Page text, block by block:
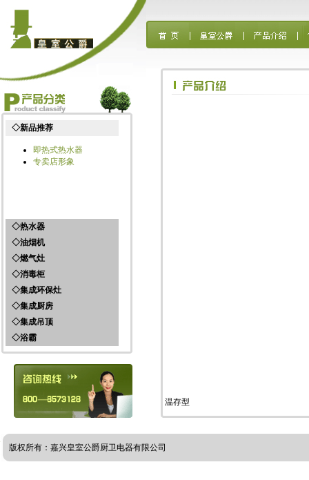
◇新品推荐
即热式热水器
专卖店形象
◇热水器
太阳能热水器
燃气热水器
电热水器
◇油烟机
侧吸油烟机系列
中式吸油烟机系列
欧式吸油烟机系列
◇燃气灶
燃气灶产品
◇消毒柜
消毒柜产品
◇集成环保灶
环保灶系列
◇集成厨房
集成厨房产品
◇集成吊顶
一体吊顶取暖模块
一体吊顶照明模块
一体吊顶换气模块
MP3模块
300*450精品板材
LED灯
318扣板
318电器
◇浴霸
炫彩系列
经典系列
温存型
版权所有：嘉兴皇室公爵厨卫电器有限公司